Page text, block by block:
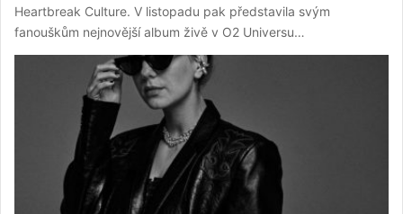
Heartbreak Culture. V listopadu pak představila svým
fanouškům nejnovější album živě v O2 Universu…